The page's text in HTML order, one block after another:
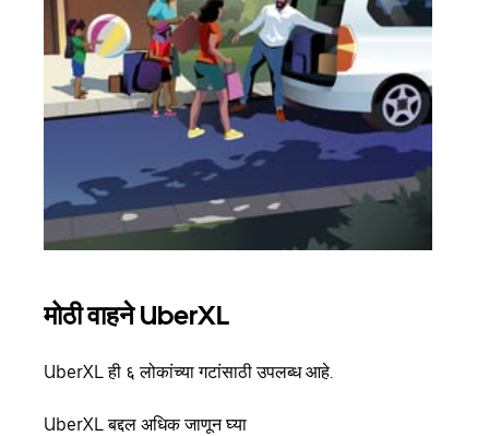
मोठी वाहने UberXL
UberXL ही ६ लोकांच्या गटांसाठी उपलब्ध आहे.
UberXL बद्दल अधिक जाणून घ्या